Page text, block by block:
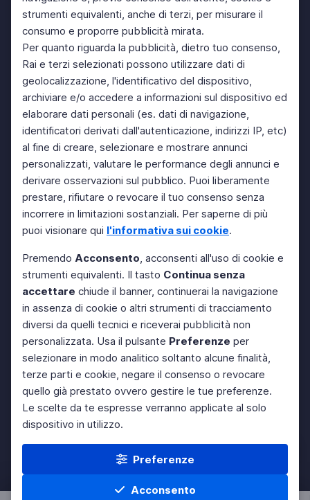
strumenti equivalenti, anche di terzi, per misurare il
consumo e proporre pubblicità mirata.
Per quanto riguarda la pubblicità, dietro tuo consenso,
Rai e terzi selezionati possono utilizzare dati di
geolocalizzazione, l'identificativo del dispositivo,
archiviare e/o accedere a informazioni sul dispositivo ed
elaborare dati personali (es. dati di navigazione,
identificatori derivati dall'autenticazione, indirizzi IP, etc)
al fine di creare, selezionare e mostrare annunci
personalizzati, valutare le performance degli annunci e
derivare osservazioni sul pubblico. Puoi liberamente
prestare, rifiutare o revocare il tuo consenso senza
incorrere in limitazioni sostanziali. Per saperne di più
puoi visionare qui l'informativa sui cookie.
Premendo Acconsento, acconsenti all'uso di cookie e
strumenti equivalenti. Il tasto Continua senza
accettare chiude il banner, continuerai la navigazione
in assenza di cookie o altri strumenti di tracciamento
diversi da quelli tecnici e riceverai pubblicità non
personalizzata. Usa il pulsante Preferenze per
selezionare in modo analitico soltanto alcune finalità,
terze parti e cookie, negare il consenso o revocare
quello già prestato ovvero gestire le tue preferenze.
Le scelte da te espresse verranno applicate al solo
dispositivo in utilizzo.
Preferenze
Acconsento